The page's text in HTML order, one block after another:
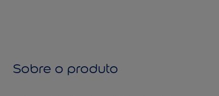
Sobre o produto